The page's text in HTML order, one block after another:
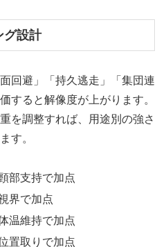
グ設計
回避」「持久逃走」「集団連
すると解像度が上がります。
を調整すれば、用途別の強さ
す。
部支持で加点
界で加点
温維持で加点
置取りで加点